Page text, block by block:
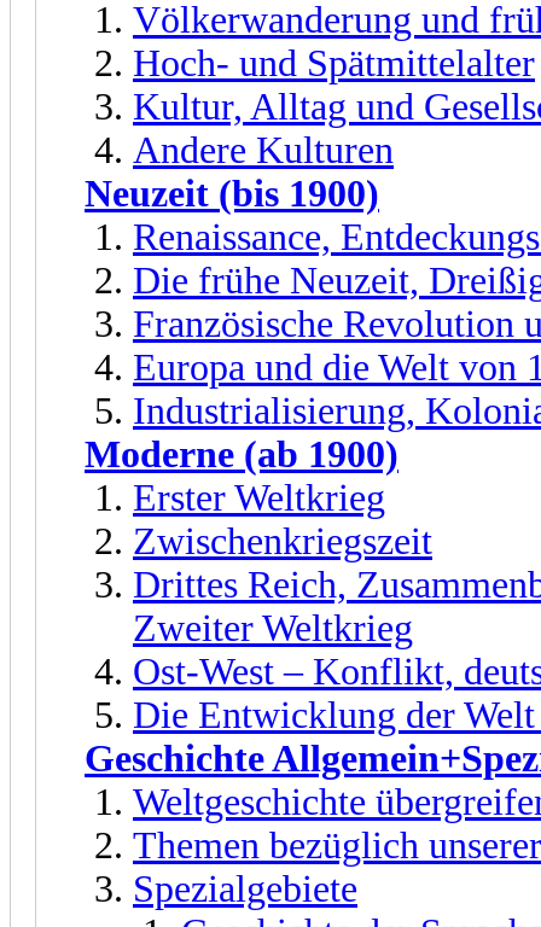
Völkerwanderung und
Hoch- und Spätmittelalter
Kultur, Alltag und
Andere Kulturen
Neuzeit (bis 1900)
Renaissance,
Die frühe Neuzeit,
Französische Revolution
Europa und die Welt von
Industrialisierung,
Moderne (ab 1900)
Erster Weltkrieg
Zwischenkriegszeit
Drittes Reich,
Zweiter Weltkrieg
Ost-West – Konflikt,
Die Entwicklung der
Geschichte
Weltgeschichte
Themen bezüglich
Spezialgebiete